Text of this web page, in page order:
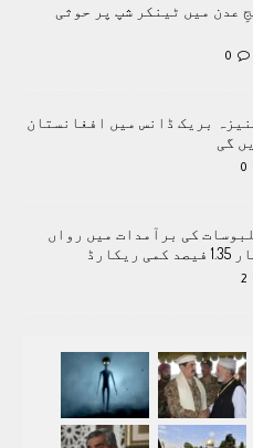
عدن میں ٹینکر شپ پر حوثی
0
بریک ڈانس میں افغانستان
گی
0
کی برآمدات میں رواں
2